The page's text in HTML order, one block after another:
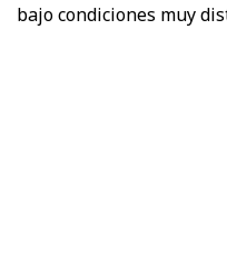
bajo condiciones muy